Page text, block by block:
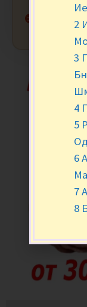
Нет в
2
3
4
5
6
7
8